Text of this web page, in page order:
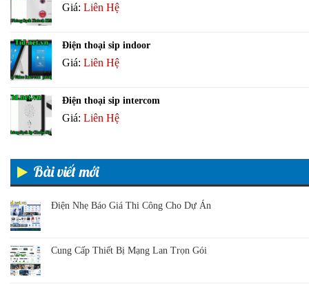
Giá: Liên Hệ
Điện thoại sip indoor
Giá: Liên Hệ
Điện thoại sip intercom
Giá: Liên Hệ
Bài viết mới
Điện Nhẹ Báo Giá Thi Công Cho Dự Án
Cung Cấp Thiết Bị Mạng Lan Trọn Gói